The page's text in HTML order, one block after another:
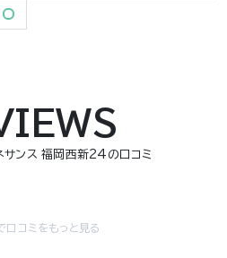
サンス 福岡西新24の口コミ
コミをもっと見る